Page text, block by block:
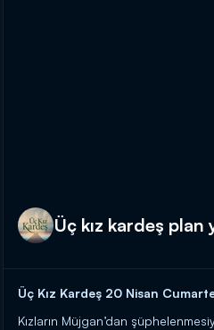
Üç kız kardeş plan
Üç Kız Kardeş 20 Nisan
Kızların Müjgan’dan